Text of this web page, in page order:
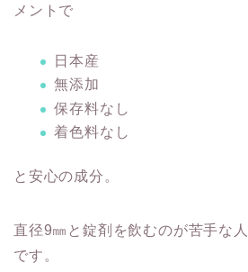
メントで
日本産
無添加
保存料なし
着色料なし
と安心の成分。
直径9㎜と錠剤を飲むのが苦手な
です。